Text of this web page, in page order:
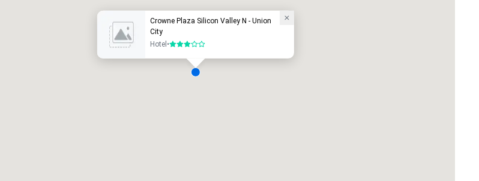
Crowne Plaza Silicon Valley N - Union
City
Hotel •3 von 5